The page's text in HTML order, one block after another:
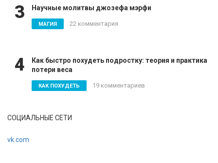
3 Научные молитвы джозефа мэрфи
МАГИЯ 22 комментария
4
Как быстро похудеть подростку: теория и практика
потери веса
КАК ПОХУДЕТЬ 19 комментариев
СОЦИАЛЬНЫЕ СЕТИ
vk.com